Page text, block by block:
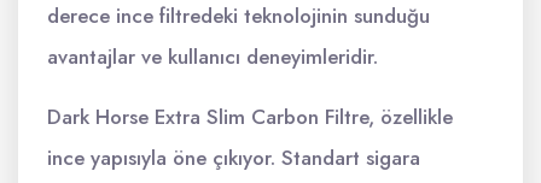
derece ince filtredeki teknolojinin sunduğu
avantajlar ve kullanıcı deneyimleridir.
Dark Horse Extra Slim Carbon Filtre, özellikle
ince yapısıyla öne çıkıyor. Standart sigara